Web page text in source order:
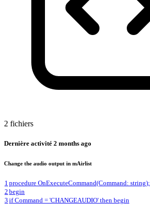
2 fichiers
Dernière activité 2 months ago
Change the audio output in mAirlist
1 procedure OnExecuteCommand(Command: string);
2 begin
3 if Command = 'CHANGEAUDIO' then begin